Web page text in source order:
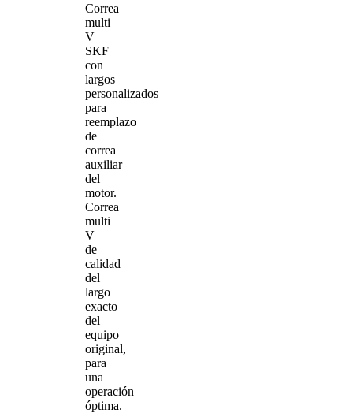
Correa
multi
V
SKF
con
largos
personalizados
para
reemplazo
de
correa
auxiliar
del
motor.
Correa
multi
V
de
calidad
del
largo
exacto
del
equipo
original,
para
una
operación
óptima.